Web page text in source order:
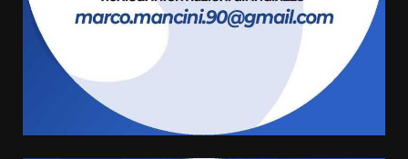
Cura dei beni comuni e
cittadinanza attiva: online
l’avviso per la gestione
condivisa della Villetta di